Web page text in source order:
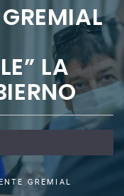
LA
GREMIAL